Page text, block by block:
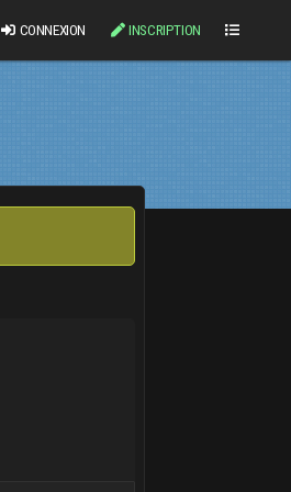
CONNEXION INSCRIPTION